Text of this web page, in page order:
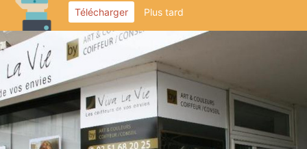
Télécharger Plus tard